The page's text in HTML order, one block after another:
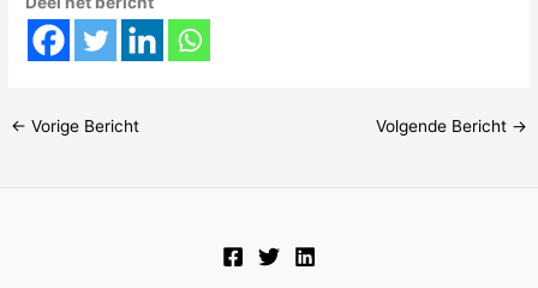
← Vorige Bericht Volgende Bericht →